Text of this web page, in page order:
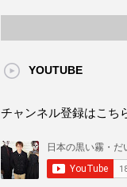
YOUTUBE
チャンネル登録はこち